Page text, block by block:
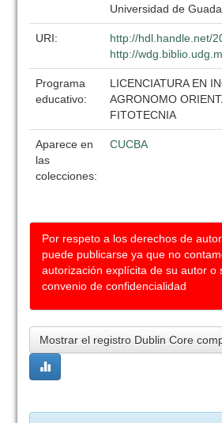
Universidad de
URI:
http://hdl.handle.net/
http://
Programa
educativo:
LICENCIATURA EN
AGRONOMO
FITOTECNIA
Aparece en
las
colecciones:
CUCBA
Por respeto a los derechos de
puede publicarse ya que no
autorización explícita de su autor o
convenio de confidencialidad
Mostrar el registro Dublin Core